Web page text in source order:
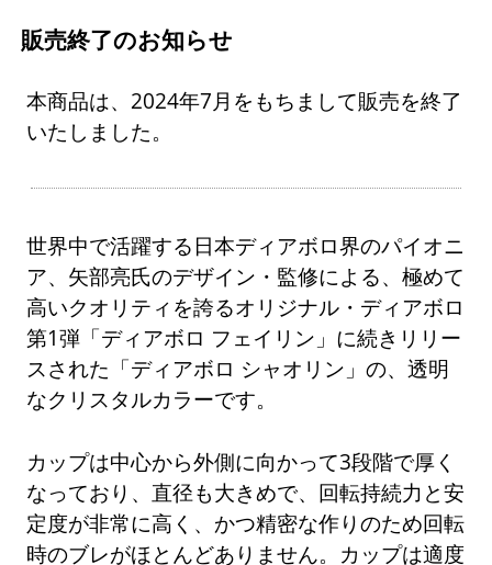
販売終了のお知らせ
本商品は、2024年7月をもちまして販売を終了
いたしました。
世界中で活躍する日本ディアボロ界のパイオニ
ア、矢部亮氏のデザイン・監修による、極めて
高いクオリティを誇るオリジナル・ディアボロ
第1弾「ディアボロ フェイリン」に続きリリー
スされた「ディアボロ シャオリン」の、透明
なクリスタルカラーです。
カップは中心から外側に向かって3段階で厚く
なっており、直径も大きめで、回転持続力と安
定度が非常に高く、かつ精密な作りのため回転
時のブレがほとんどありません。カップは適度